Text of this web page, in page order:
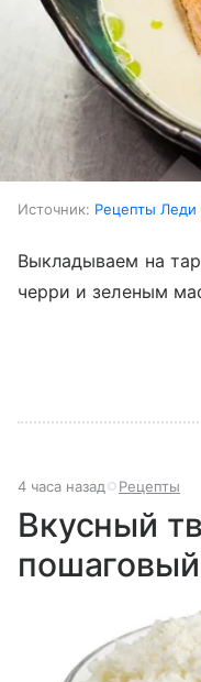
Источник: Рецепты Леди
Выкладываем на
черри и зеленым
4 часа назад Рецепты
Вкусный